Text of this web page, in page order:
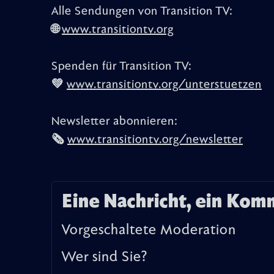
Alle Sendungen von Transition TV:
🌐www.transitiontv.org
Spenden für Transition TV:
💚 www.transitiontv.org/unterstuetzen
Newsletter abonnieren:
🗞️ www.transitiontv.org/newsletter
Eine Nachricht, ein
Vorgeschaltete Moderation
Wer sind Sie?